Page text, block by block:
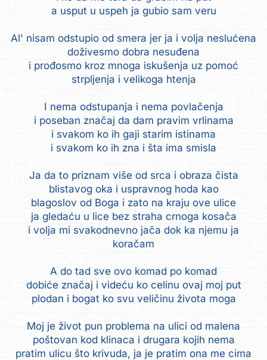
a usput u uspeh ja gubio sam veru
Al' nisam odstupio od smera jer ja i volja neslućena
doživesmo dobra nesuđena
i prođosmo kroz mnoga iskušenja uz pomoć
strpljenja i velikoga htenja
I nema odstupanja i nema povlačenja
i poseban značaj da dam pravim vrlinama
i svakom ko ih gaji starim istinama
i svakom ko ih zna i šta ima smisla
Ja da to priznam više od srca i obraza čista
blistavog oka i uspravnog hoda kao
blagoslov od Boga i zato na kraju ove ulice
ja gledaću u lice bez straha crnoga kosača
i volja mi svakodnevno jača dok ka njemu ja
koračam
A do tad sve ovo komad po komad
dobiće značaj i videću ko celinu ovaj moj put
plodan i bogat ko svu veličinu života moga
Moj je život pun problema na ulici od malena
poštovan kod klinaca i drugara kojih nema
pratim ulicu što krivuda, ja je pratim ona me cima